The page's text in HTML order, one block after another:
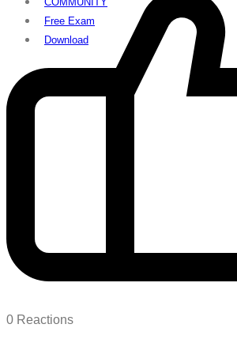
Free Exam
Download
0 Reactions